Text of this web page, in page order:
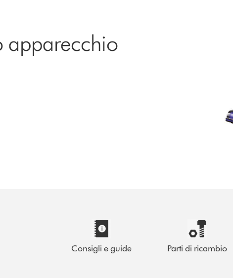
apparecchio
Consigli e guide Parti di ricambio